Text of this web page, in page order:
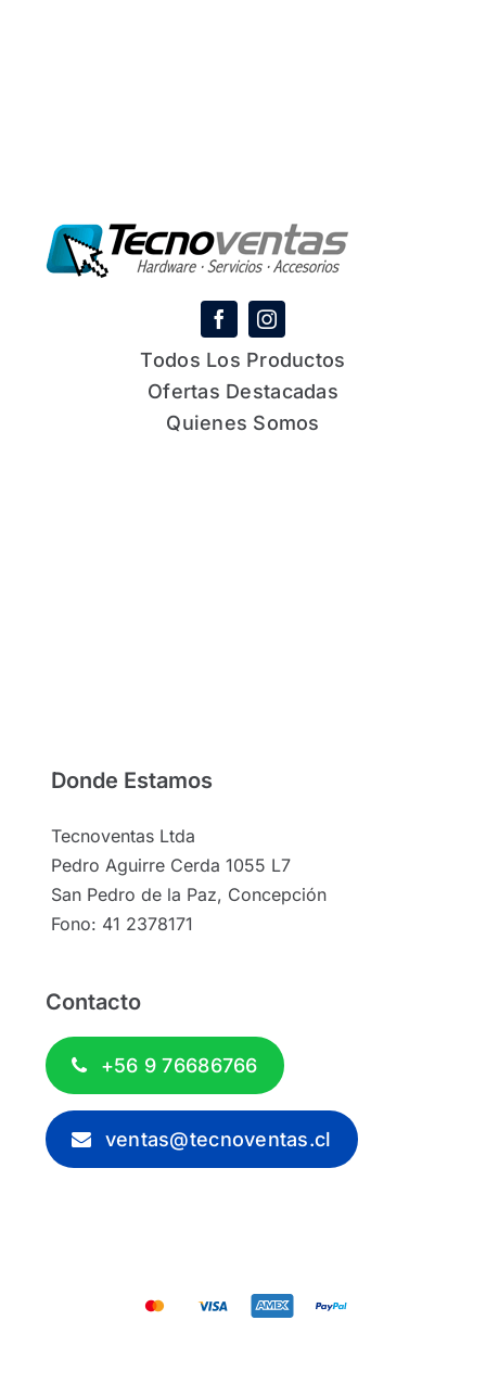
Todos Los Productos
Ofertas Destacadas
Quienes Somos
Donde Estamos
Tecnoventas Ltda
Pedro Aguirre Cerda 1055 L7
San Pedro de la Paz, Concepción
Fono: 41 2378171
Contacto
+56 9 76686766
ventas@tecnoventas.cl